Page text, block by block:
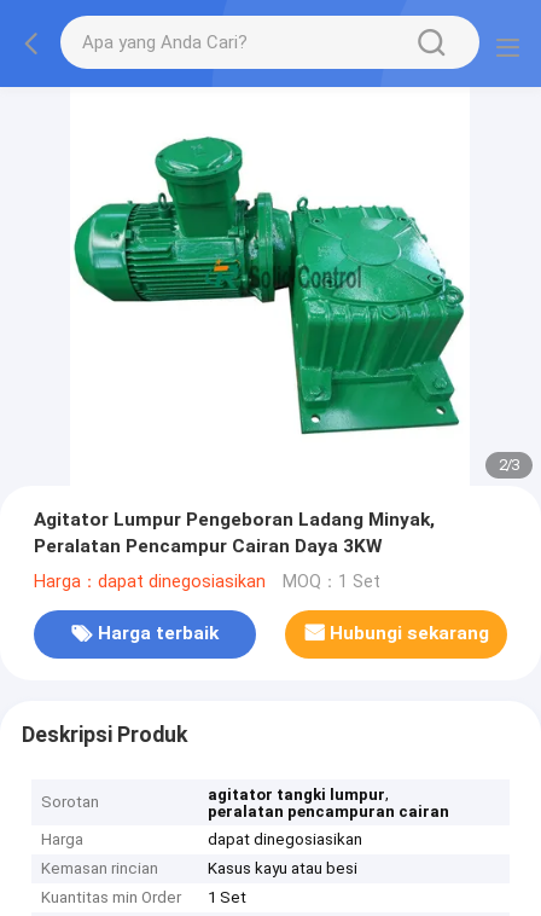
2/3
Agitator Lumpur Pengeboran Ladang Minyak,
Peralatan Pencampur Cairan Daya 3KW
Harga：dapat dinegosiasikan MOQ：1 Set
Harga terbaik Hubungi sekarang
Deskripsi Produk
Sorotan agitator tangki lumpur,
peralatan pencampuran cairan
Harga
dapat dinegosiasikan
Kemasan rincian
Kasus kayu atau besi
Kuantitas min Order
1 Set